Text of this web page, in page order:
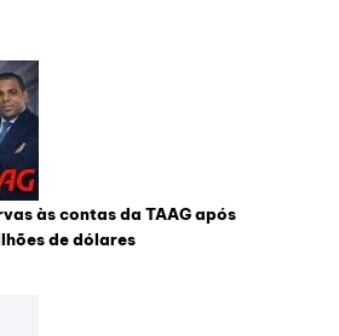
às contas da TAAG após
de dólares